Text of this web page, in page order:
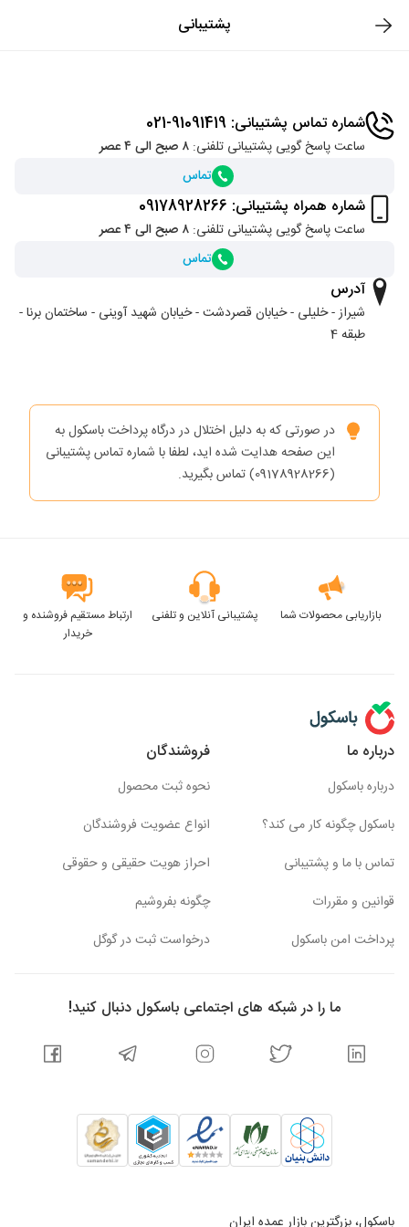
پشتیبانی
شماره تماس پشتیبانی: 91091419-021
ساعت پاسخ گویی پشتیبانی تلفنی:
تماس
شماره همراه پشتیبانی: 09178928266
ساعت پاسخ گویی پشتیبانی تلفنی:
تماس
آدرس
شیراز - خلیلی - خیابان قصردشت - خیابان شهید آوینی - ساختمان برنا -
طبقه 4
در صورتی که به دلیل اختلال در درگاه پرداخت باسکول به
این صفحه هدایت شده اید، لطفا با شماره تماس پشتیبانی
(09178928266) تماس بگیرید.
ارتباط مستقیم فروشنده و
خریدار
پشتیبانی آنلاین و تلفنی بازاریابی محصولات شما
درباره ما
درباره باسکول
باسکول چگونه کار می کند؟
تماس با ما و پشتیبانی
قوانین و مقررات
پرداخت امن باسکول
فروشندگان
نحوه ثبت محصول
انواع عضویت فروشندگان
احراز هویت حقیقی و حقوقی
چگونه بفروشیم
درخواست ثبت در گوگل
ما را در شبکه های اجتماعی باسکول دنبال کنید!
باسکول، بزرگترین بازار عمده ایران